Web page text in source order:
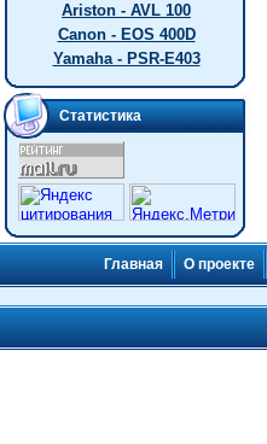
Ariston - AVL 100
Canon - EOS 400D
Yamaha - PSR-E403
Статистика
Главная О проекте